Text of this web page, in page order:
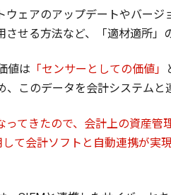
ウェアのアップデートやバー
させる方法など、「適材適所」
値は 「センサーとしての価値」
、このデータを会計システム
ってきたので、会計上の資産
て会計ソフトと自動連携が実